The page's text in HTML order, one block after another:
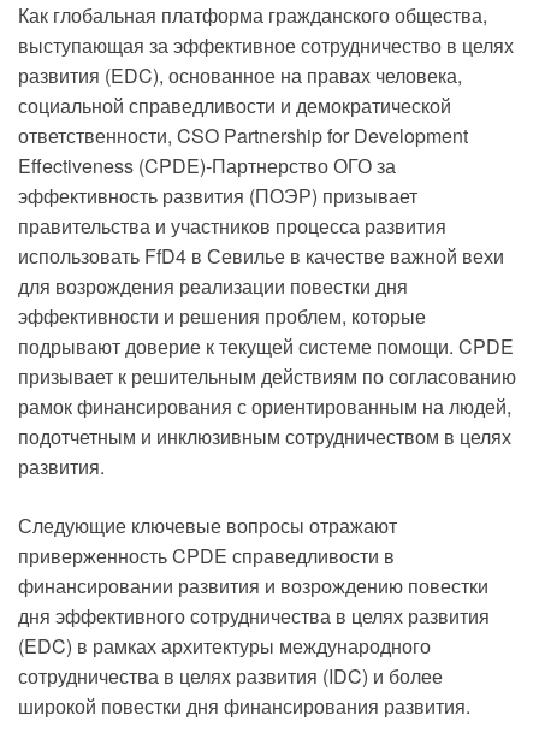
Как глобальная платформа гражданского общества,
выступающая за эффективное сотрудничество в целях
развития (EDC), основанное на правах человека,
социальной справедливости и демократической
ответственности, CSO Partnership for Development
Effectiveness (CPDE)-Партнерство ОГО за
эффективность развития (ПОЭР) призывает
правительства и участников процесса развития
использовать FfD4 в Севилье в качестве важной вехи
для возрождения реализации повестки дня
эффективности и решения проблем, которые
подрывают доверие к текущей системе помощи. CPDE
призывает к решительным действиям по согласованию
рамок финансирования с ориентированным на людей,
подотчетным и инклюзивным сотрудничеством в целях
развития.
Следующие ключевые вопросы отражают
приверженность CPDE справедливости в
финансировании развития и возрождению повестки
дня эффективного сотрудничества в целях развития
(EDC) в рамках архитектуры международного
сотрудничества в целях развития (IDC) и более
широкой повестки дня финансирования развития.